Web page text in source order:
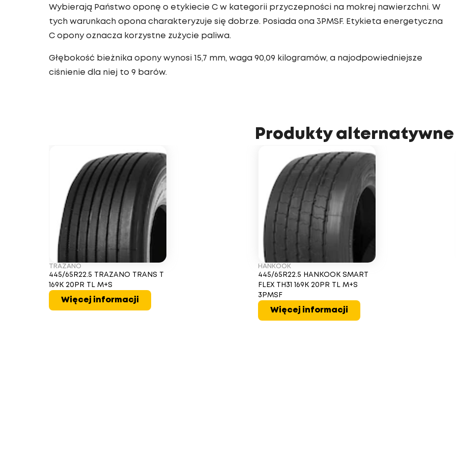
Wybierają Państwo oponę o etykiecie C w kategorii przyczepności na mokrej nawierzchni. W
tych warunkach opona charakteryzuje się dobrze. Posiada ona 3PMSF. Etykieta energetyczna
C opony oznacza korzystne zużycie paliwa.
Głębokość bieżnika opony wynosi 15,7 mm, waga 90,09 kilogramów, a najodpowiedniejsze
ciśnienie dla niej to 9 barów.
Produkty alternatywne
TRAZANO
445/65R22.5 TRAZANO TRANS T
169K 20PR TL M+S
Więcej informacji
HANKOOK
445/65R22.5 HANKOOK SMART
FLEX TH31 169K 20PR TL M+S
3PMSF
Więcej informacji